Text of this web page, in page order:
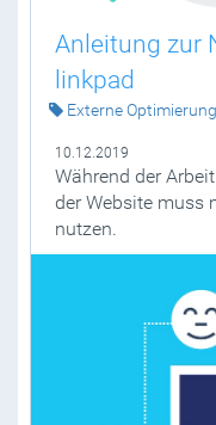
Anleitung zur
linkpad
Externe Optimierung
10.12.2019
Während der
der Website muss
nutzen.